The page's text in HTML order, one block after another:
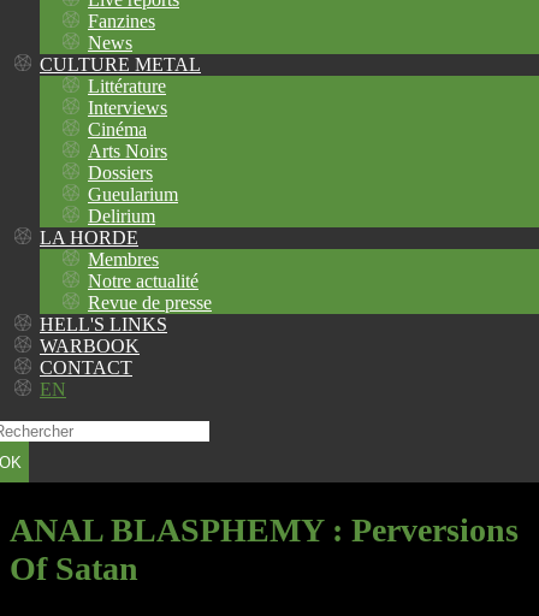
Fanzines
News
CULTURE METAL
Littérature
Interviews
Cinéma
Arts Noirs
Dossiers
Gueularium
Delirium
LA HORDE
Membres
Notre actualité
Revue de presse
HELL'S LINKS
WARBOOK
CONTACT
EN
OK
ANAL BLASPHEMY: Perversions
Of Satan